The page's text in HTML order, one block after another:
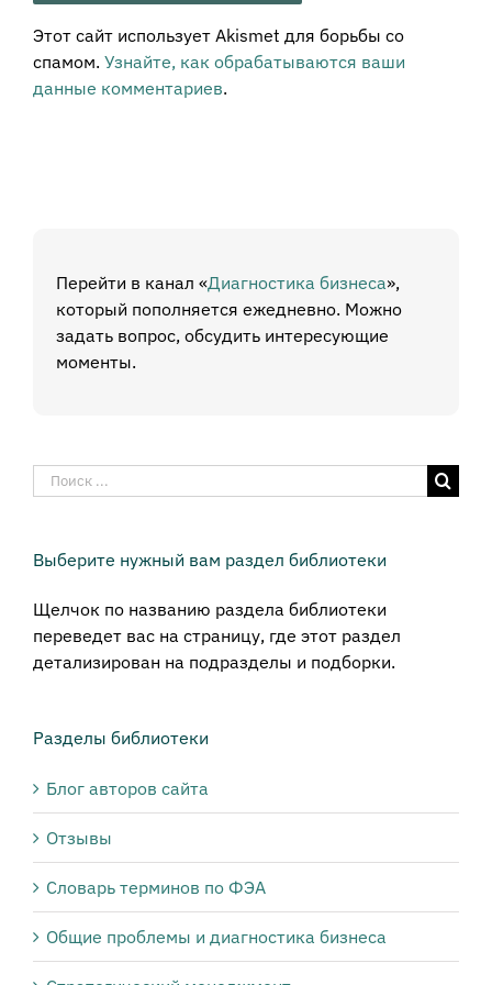
Этот сайт использует Akismet для борьбы со
спамом. Узнайте, как обрабатываются ваши
данные комментариев.
Перейти в канал «Диагностика бизнеса»,
который пополняется ежедневно. Можно
задать вопрос, обсудить интересующие
моменты.
Результат
поиска:
Выберите нужный вам раздел библиотеки
Щелчок по названию раздела библиотеки
переведет вас на страницу, где этот раздел
детализирован на подразделы и подборки.
Разделы библиотеки
Блог авторов сайта
Отзывы
Словарь терминов по ФЭА
Общие проблемы и диагностика бизнеса